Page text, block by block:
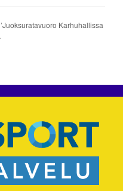
’Juoksuratavuoro Karhuhallissa